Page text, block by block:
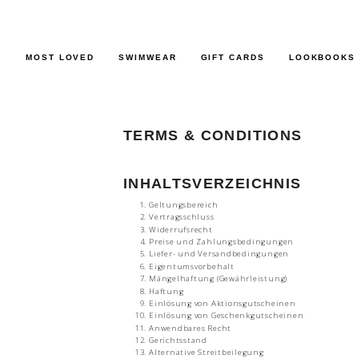
MOST LOVED SWIMWEAR GIFT CARDS LOOKBOOKS
TERMS & CONDITIONS
INHALTSVERZEICHNIS
Geltungsbereich
Vertragsschluss
Widerrufsrecht
Preise und Zahlungsbedingungen
Liefer- und Versandbedingungen
Eigentumsvorbehalt
Mängelhaftung (Gewährleistung)
Haftung
Einlösung von Aktionsgutscheinen
Einlösung von Geschenkgutscheinen
Anwendbares Recht
Gerichtsstand
Alternative Streitbeilegung